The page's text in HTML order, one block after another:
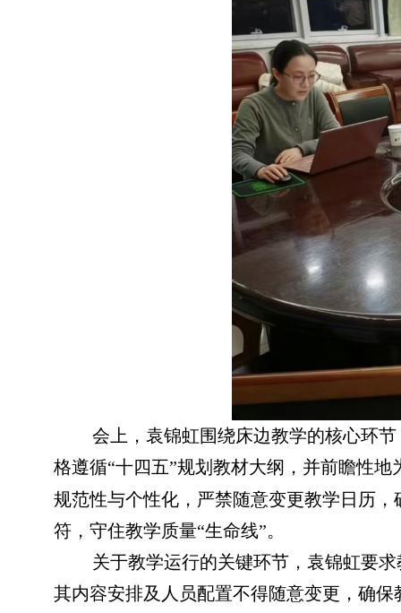
会上，袁锦虹围绕床边教学的核心环
格遵循“十四五”规划教材大纲，并前瞻性
规范性与个性化，严禁随意变更教学日历
符，守住教学质量“生命线”。
关于教学运行的关键环节，袁锦虹要
其内容安排及人员配置不得随意变更，确